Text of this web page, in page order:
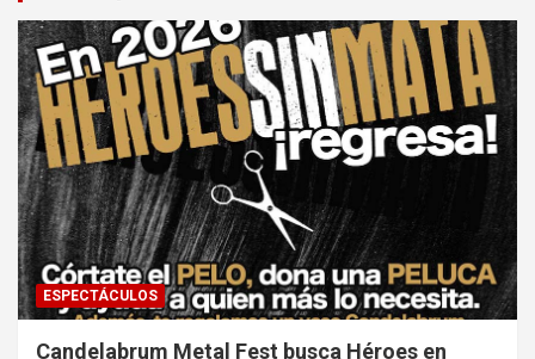
ESPECTÁCULOS
Candelabrum Metal Fest busca Héroes en